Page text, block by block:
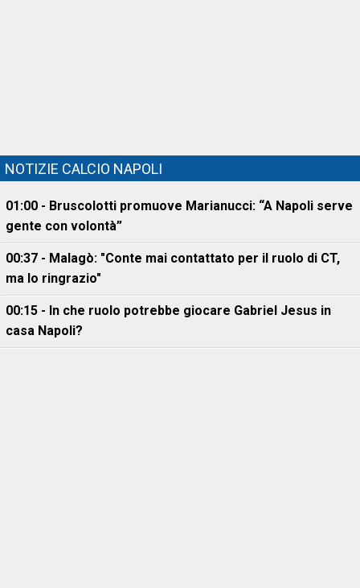
NOTIZIE CALCIO NAPOLI
01:00 - Bruscolotti promuove Marianucci: “A Napoli serve
gente con volontà”
00:37 - Malagò: "Conte mai contattato per il ruolo di CT,
ma lo ringrazio"
00:15 - In che ruolo potrebbe giocare Gabriel Jesus in
casa Napoli?